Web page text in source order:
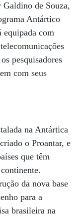
Galdino de Souza,
Antártico
equipada com
pesquisadores
com seus
na Antártica
o Proantar, e
que têm
da nova base
para a
brasileira na